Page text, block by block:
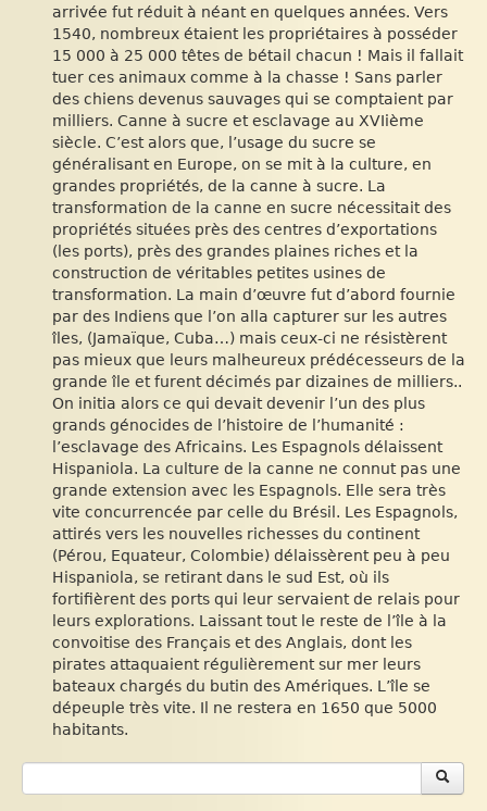
arrivée fut réduit à néant en quelques années. Vers
1540, nombreux étaient les propriétaires à posséder
15 000 à 25 000 têtes de bétail chacun ! Mais il fallait
tuer ces animaux comme à la chasse ! Sans parler
des chiens devenus sauvages qui se comptaient par
milliers. Canne à sucre et esclavage au XVIième
siècle. C’est alors que, l’usage du sucre se
généralisant en Europe, on se mit à la culture, en
grandes propriétés, de la canne à sucre. La
transformation de la canne en sucre nécessitait des
propriétés situées près des centres d’exportations
(les ports), près des grandes plaines riches et la
construction de véritables petites usines de
transformation. La main d’œuvre fut d’abord fournie
par des Indiens que l’on alla capturer sur les autres
îles, (Jamaïque, Cuba…) mais ceux-ci ne résistèrent
pas mieux que leurs malheureux prédécesseurs de la
grande île et furent décimés par dizaines de milliers..
On initia alors ce qui devait devenir l’un des plus
grands génocides de l’histoire de l’humanité :
l’esclavage des Africains. Les Espagnols délaissent
Hispaniola. La culture de la canne ne connut pas une
grande extension avec les Espagnols. Elle sera très
vite concurrencée par celle du Brésil. Les Espagnols,
attirés vers les nouvelles richesses du continent
(Pérou, Equateur, Colombie) délaissèrent peu à peu
Hispaniola, se retirant dans le sud Est, où ils
fortifièrent des ports qui leur servaient de relais pour
leurs explorations. Laissant tout le reste de l’île à la
convoitise des Français et des Anglais, dont les
pirates attaquaient régulièrement sur mer leurs
bateaux chargés du butin des Amériques. L’île se
dépeuple très vite. Il ne restera en 1650 que 5000
habitants.